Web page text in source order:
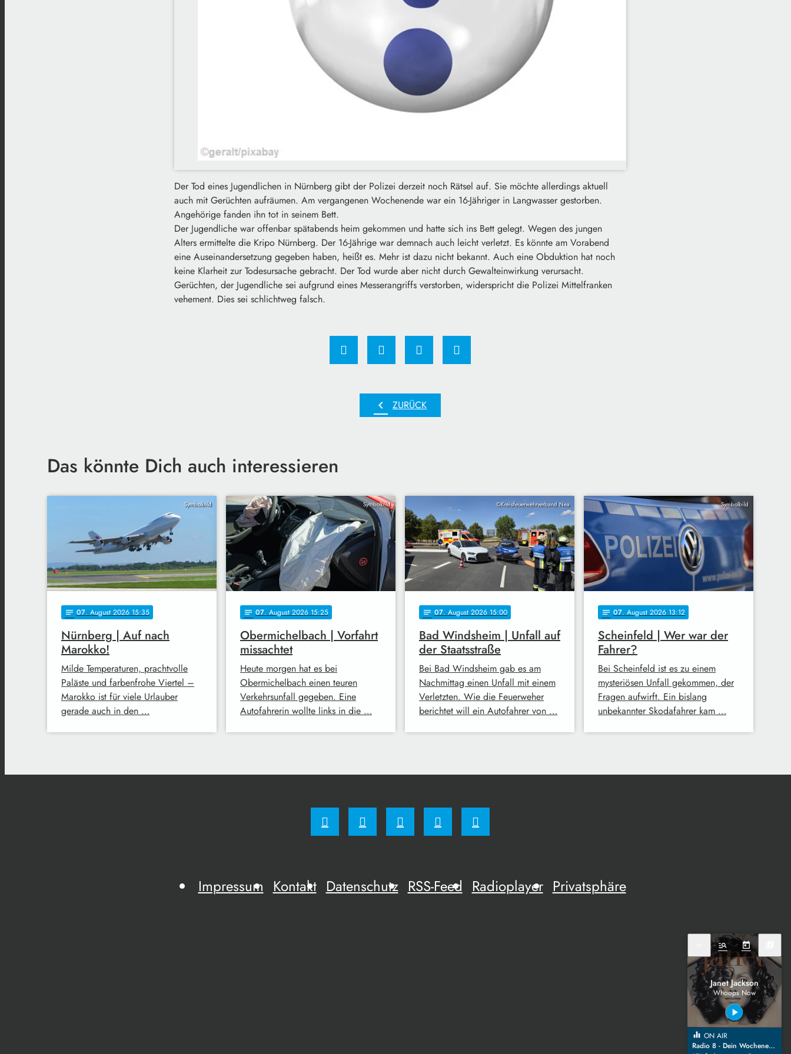
Der Tod eines Jugendlichen in Nürnberg gibt der Polizei derzeit noch Rätsel auf. Sie möchte allerdings aktuell
auch mit Gerüchten aufräumen. Am vergangenen Wochenende war ein 16-Jähriger in Langwasser gestorben.
Angehörige fanden ihn tot in seinem Bett.
Der Jugendliche war offenbar spätabends heim gekommen und hatte sich ins Bett gelegt. Wegen des jungen
Alters ermittelte die Kripo Nürnberg. Der 16-Jährige war demnach auch leicht verletzt. Es könnte am Vorabend
eine Auseinandersetzung gegeben haben, heißt es. Mehr ist dazu nicht bekannt. Auch eine Obduktion hat noch
keine Klarheit zur Todesursache gebracht. Der Tod wurde aber nicht durch Gewalteinwirkung verursacht.
Gerüchten, der Jugendliche sei aufgrund eines Messerangriffs verstorben, widerspricht die Polizei Mittelfranken
vehement. Dies sei schlichtweg falsch.
chevron_left ZURÜCK
Das könnte Dich auch interessieren
Symbolbild
notes 07. August 2026 15:35
Nürnberg | Auf nach
Marokko!
Milde Temperaturen, prachtvolle
Paläste und farbenfrohe Viertel –
Marokko ist für viele Urlauber
gerade auch in den …
Symbolbild
notes 07. August 2026 15:25
Obermichelbach | Vorfahrt
missachtet
Heute morgen hat es bei
Obermichelbach einen teuren
Verkehrsunfall gegeben. Eine
Autofahrerin wollte links in die …
©Kreisfeuerwehrverband Nea
notes 07. August 2026 15:00
Bad Windsheim | Unfall auf
der Staatsstraße
Bei Bad Windsheim gab es am
Nachmittag einen Unfall mit einem
Verletzten. Wie die Feuerweher
berichtet will ein Autofahrer von …
Symbolbild
notes 07. August 2026 13:12
Scheinfeld | Wer war der
Fahrer?
Bei Scheinfeld ist es zu einem
mysteriösen Unfall gekommen, der
Fragen aufwirft. Ein bislang
unbekannter Skodafahrer kam …
Impressum Kontakt Datenschutz RSS-Feed Radioplayer Privatsphäre
manage_search today
Janet Jackson
Whoops Now
play_arrow
equalizer ON AIR
Radio 8 - Dein Wochenende Samstag